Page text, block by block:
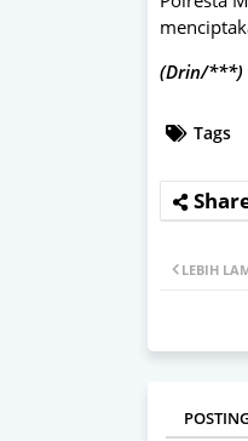
(Drin/***)
Tags
LEBIH